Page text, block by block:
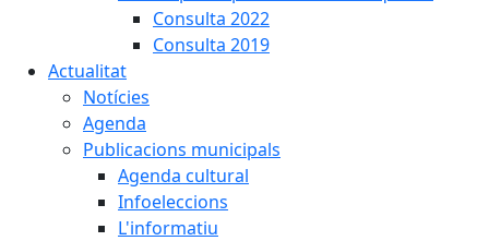
Consulta 2022
Consulta 2019
Actualitat
Notícies
Agenda
Publicacions municipals
Agenda cultural
Infoeleccions
L'informatiu